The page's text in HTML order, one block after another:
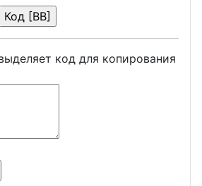
код для копирования